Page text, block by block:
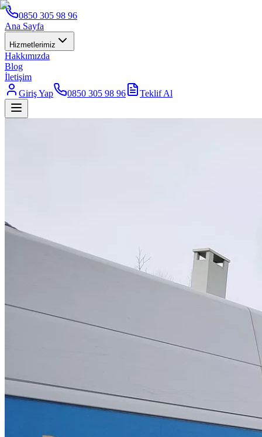
0850 305 98 96
Ana Sayfa
Hizmetlerimiz
Hakkımızda
Blog
İletişim
Giriş Yap
0850 305 98 96 Teklif Al